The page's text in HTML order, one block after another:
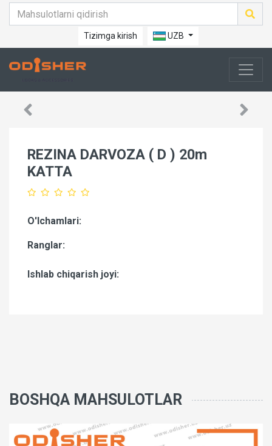
Tizimga kirish UZB
REZINA DARVOZA ( D ) 20m
KATTA
O'lchamlari:
Ranglar:
Ishlab chiqarish joyi:
BOSHQA MAHSULOTLAR